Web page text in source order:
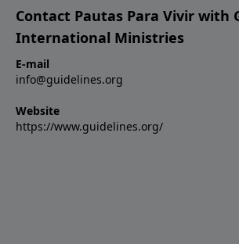
Contact Pautas Para Vivir with
International Ministries
E-mail
info@guidelines.org
Website
https://www.guidelines.org/